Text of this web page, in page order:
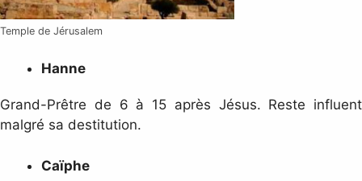
Temple de Jérusalem
Hanne
Grand-Prêtre de 6 à 15 après Jésus. Reste influent
malgré sa destitution.
Caïphe